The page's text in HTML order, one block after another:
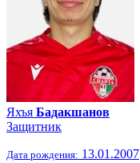
Яхъя Бадакшанов
Защитник
Дата рождения: 13.01.2007